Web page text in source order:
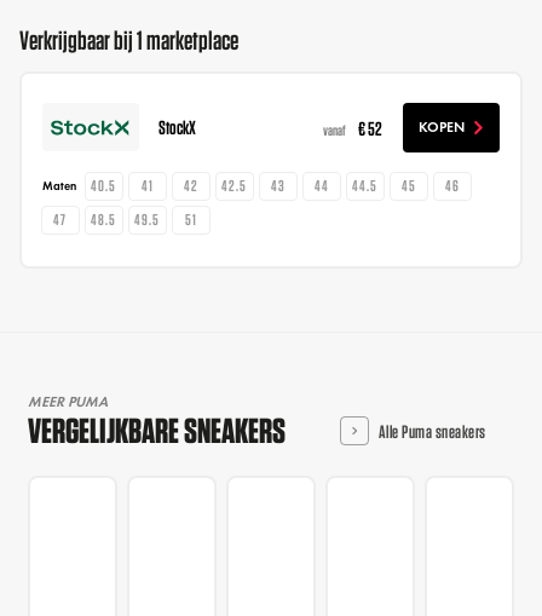
Verkrijgbaar bij 1 marketplace
StockX vanaf € 52 KOPEN
Maten 40.5 41 42 42.5 43 44 44.5 45
46
47
48.5 49.5 51
MEER PUMA
VERGELIJKBARE SNEAKERS Alle Puma sneakers